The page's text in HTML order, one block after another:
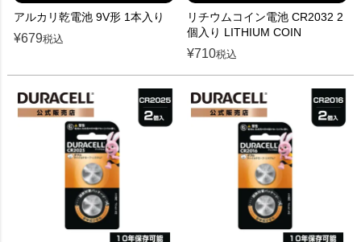
アルカリ乾電池 9V形 1本入り
¥679税込
リチウムコイン電池 CR2032 2
個入り LITHIUM COIN
¥710税込